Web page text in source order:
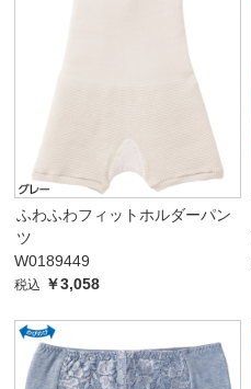
ふわふわフィットホルダーパン
ツ
W0189449
税込 ￥3,058